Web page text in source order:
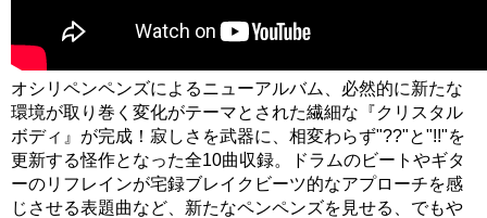
オシリペンペンズによるニューアルバム、必然的に新たな
環境が取り巻く変化がテーマとされた繊細な『クリスタル
ボディ』が完成！寂しさを武器に、相変わらず"??"と"!!"を
更新する怪作となった全10曲収録。ドラムのビートやギタ
ーのリフレインが宅録ブレイクビーツ的なアプローチを感
じさせる表題曲など、新たなペンペンズを見せる、でもや